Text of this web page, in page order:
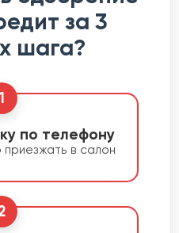
за 3
шага?
1
по телефону
в салон